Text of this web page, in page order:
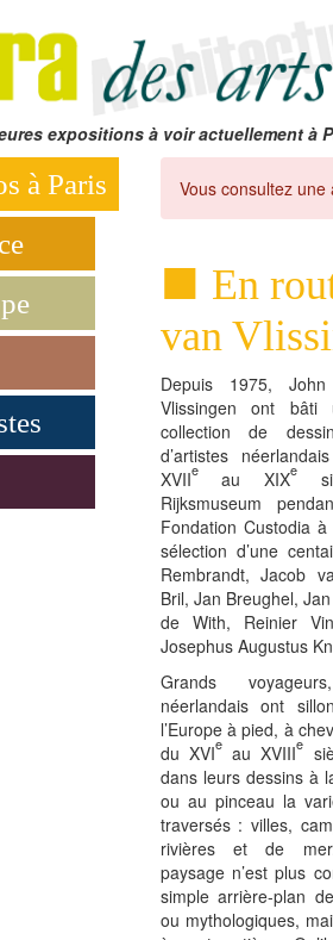
expositions à voir actuellement à
à Paris
Vous consultez une
En
van
Depuis 1975,
Vlissingen ont bâti
collection de
d’artistes
XVIIeau XIXe
Rijksmuseum
Fondation Custodia
sélection d’une
Rembrandt, Jacob
Bril, Jan Breughel,
de With, Reinier
Josephus Augustus
Grands
néerlandais ont
l’Europe à pied, à
du XVIeau XVIIIe
dans leurs dessins à
ou au pinceau la
traversés : villes,
rivières et de
paysage n’est plus
simple arrière-plan
ou mythologiques,